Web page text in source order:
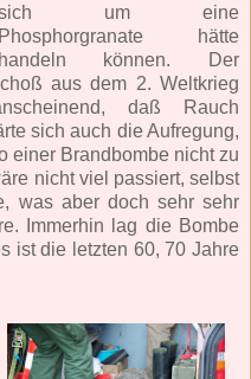
um eine
Phosphorgranate hätte
handeln können. Der
aus dem 2. Weltkrieg
daß Rauch
sich auch die Aufregung,
einer Brandbombe nicht zu
nicht viel passiert, selbst
was aber doch sehr sehr
Immerhin lag die Bombe
ist die letzten 60, 70 Jahre